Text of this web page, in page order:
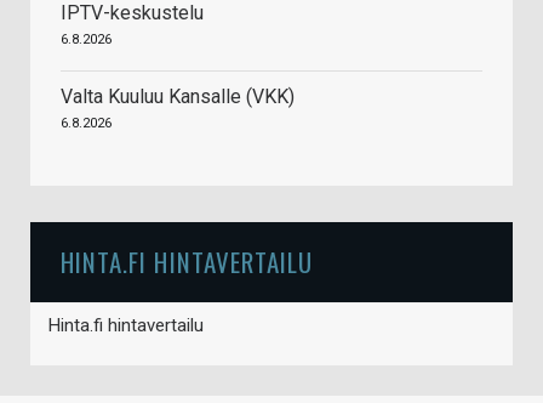
IPTV-keskustelu
6.8.2026
Valta Kuuluu Kansalle (VKK)
6.8.2026
HINTA.FI HINTAVERTAILU
Hinta.fi hintavertailu